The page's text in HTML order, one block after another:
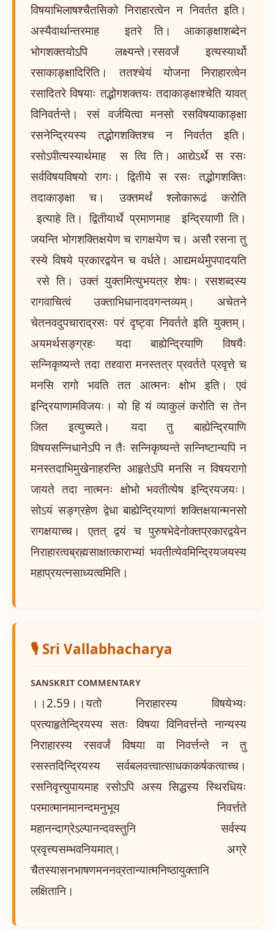
विषयाभिलाषश्चैतसिको निराहारत्वेन न निवर्तत इति।
अस्यैवार्थान्तरमाह इतरे ति। आकाङ्क्षाशब्देन
भोगशक्तयोऽपि लक्ष्यन्ते।रसवर्जं इत्यस्यार्थो
रसाकाङ्क्षादिरिति। ततश्चेयं योजना निराहारत्वेन
रसादितरे विषयाः तद्भोगशक्तयः तदाकाङ्क्षाश्चेति यावत्
विनिवर्तन्ते। रसं वर्जयित्वा मनसो रसविषयाकाङ्क्षा
रसनेन्द्रियस्य तद्भोगशक्तिश्च न निवर्तत इति।
रसोऽपीत्यस्यार्थमाह स त्वि ति। आद्येऽर्थे स रसः
सर्वविषयविषयो रागः। द्वितीये स रसः तद्भोगशक्तिः
तदाकाङ्क्षा च। उक्तमर्थं श्लोकारूढं करोति
इत्याहे ति। द्वितीयार्थे प्रमाणमाह इन्द्रियाणी ति।
जयन्ति भोगशक्तिक्षयेण च रागक्षयेण च। असौ रसना तु
रस्ये विषये प्रकारद्वयेन च वर्धते। आद्यमर्थमुपपादयति
रसे ति। उक्तं युक्तमित्युभयत्र शेषः। रसशब्दस्य
रागवाचित्वं उक्ताभिधानादवगन्तव्यम्। अचेतने
चेतनवदुपचाराद्रसः परं दृष्ट्वा निवर्तते इति युक्तम्।
अयमर्थसङ्ग्रहः यदा बाह्येन्द्रियाणि विषयैः
सन्निकृष्यन्ते तदा तद्द्वारा मनस्तत्र प्रवर्तते प्रवृत्ते च
मनसि रागो भवति तत आत्मनः क्षोभ इति। एवं
इन्द्रियाणामविजयः। यो हि यं व्याकुलं करोति स तेन
जित इत्युच्यते। यदा तु बाह्येन्द्रियाणि
विषयसन्निधानेऽपि न तैः सन्निकृष्यन्ते सन्निष्टान्यपि न
मनस्तदाभिमुखेनाहरन्ति आहृतेऽपि मनसि न विषयरागो
जायते तदा नात्मनः क्षोभो भवतीत्येष इन्द्रियजयः।
सोऽयं सङ्ग्रहेण द्वेधा बाह्येन्द्रियाणां शक्तिक्षयान्मनसो
रागक्षयाच्च। एतत् द्वयं च पुरुषभेदेनोक्तप्रकारद्वयेन
निराहारत्वब्रह्मसाक्षात्काराभ्यां भवतीत्येवमिन्द्रियजयस्य
महाप्रयत्नसाध्यत्वमिति।
🎙️ Sri Vallabhacharya
SANSKRIT COMMENTARY
।।2.59।।यतो निराहारस्य विषयेभ्यः
प्रत्याहृतेन्द्रियस्य सतः विषया विनिवर्त्तन्ते नान्यस्य
निराहारस्य रसवर्जं विषया वा निवर्त्तन्ते न तु
रसस्तदिन्द्रियस्य सर्वबलवत्त्वात्साधकाकर्षकत्वाच्च।
रसनिवृत्त्युपायमाह रसोऽपि अस्य सिद्धस्य स्थिरधियः
परमात्मानमानन्दमनुभूय निवर्त्तते
महानन्दाग्रेऽल्पानन्दवस्तुनि सर्वस्य
प्रवृत्त्यसम्भवनियमात्। अग्रे
चैतस्यासनभाषणमननव्रतान्यात्मनिष्ठायुक्तानि
लक्षितानि।